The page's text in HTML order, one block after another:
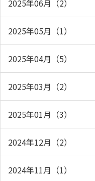
2025年06月（2）
2025年05月（1）
2025年04月（5）
2025年03月（2）
2025年01月（3）
2024年12月（2）
2024年11月（1）